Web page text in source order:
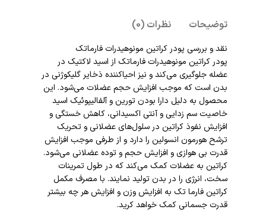
توضیحات نظرات (0)
نقد و بررسی پودر کراتین مونوهیدرات فارماتک
پودر کراتین مونوهیدرات فارماتک از اسید لاکتیک در
عضله جلوگیری می‌کند و نیز احیاکننده ذخایر گلیکوژنی در
بدن است که موجب افزایش حجم عضلات می‌شود. این
محصول به دلیل دارا بودن تورین و آلفالیپوئیک اسید
خاصیت سم زدایی و آنتی اکسیدانی، کاهش خستگی و
افزایش نفوذ کراتین در سلول‌های عضلانی و تحریک
ترشح هورمون انسولین را دارد و از طرفی موجب افزایش
قدرت بی هوازی و افزایش حجم و توده عضلانی می‌شود.
کراتین به عضلات کمک می‌کند که در طول تمرینات
سخت، انرژی را در بدن تولید نمایند. با مصرف مکمل
کراتین فارما تک به افزایش وزن و افزایش هر چه بیشتر
قدرت جسمانی کمک خواهد کرید.